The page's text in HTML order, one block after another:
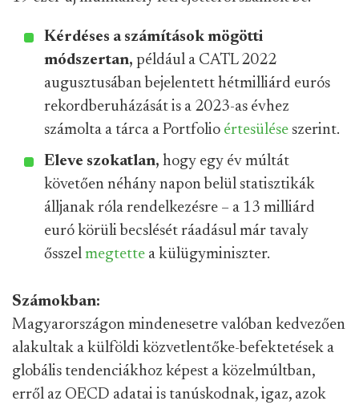
Kérdéses a számítások mögötti
módszertan, például a CATL 2022
augusztusában bejelentett hétmilliárd eurós
rekordberuházását is a 2023-as évhez
számolta a tárca a Portfolio értesülése szerint.
Eleve szokatlan, hogy egy év múltát
követően néhány napon belül statisztikák
álljanak róla rendelkezésre – a 13 milliárd
euró körüli becslését ráadásul már tavaly
ősszel megtette a külügyminiszter.
Számokban:
Magyarországon mindenesetre valóban kedvezően
alakultak a külföldi közvetlentőke-befektetések a
globális tendenciákhoz képest a közelmúltban,
erről az OECD adatai is tanúskodnak, igaz, azok